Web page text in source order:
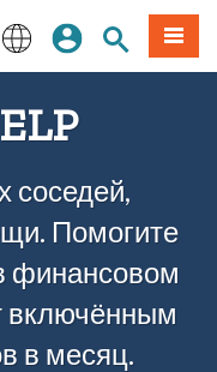
English
входПоиск по
Меню
соседей,
Помогите
финансовом
включённым
в месяц.